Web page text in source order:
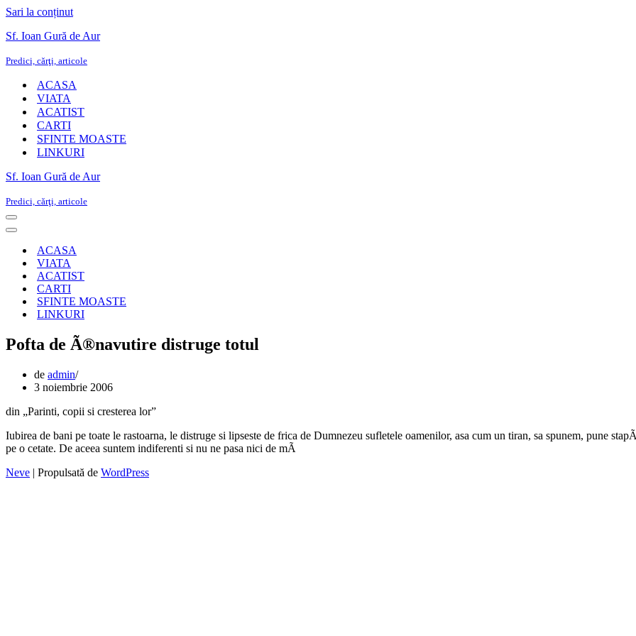
Sari la conținut
Sf. Ioan Gură de Aur
Predici, cărţi, articole
ACASA
VIATA
ACATIST
CARTI
SFINTE MOASTE
LINKURI
Sf. Ioan Gură de Aur
Predici, cărţi, articole
Meniu
de
Meniu
navigareACASA
VIATA
ACATIST
CARTI
SFINTE MOASTE
LINKURI
Pofta de Ã®navutire distruge totul
de admin
3 noiembrie 2006
din „Parinti, copii si cresterea lor”
Iubirea de bani pe toate le rastoarna, le distruge si lipseste de frica de Dumnezeu sufletele oamenilor, asa cum un tiran, sa spunem, pune
pe o cetate. De aceea suntem indiferenti si nu ne pasa nici de mÃ
Neve | Propulsată de WordPress